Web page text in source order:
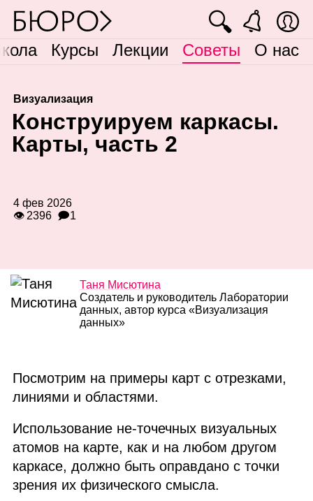
Курсы Лекции Советы О нас
🔍
Визуализация
Конструируем каркасы.
Карты, часть 2
4 фев 2026
👁 2396 🗩1
Таня Мисютина
Создатель и руководитель Лаборатории
данных, автор курса «Визуализация
данных»
Посмотрим на примеры карт с отрезками,
линиями и областями.
Использование не‑точечных визуальных
атомов на карте, как и на любом другом
каркасе, должно быть оправдано с точки
зрения их физического смысла.